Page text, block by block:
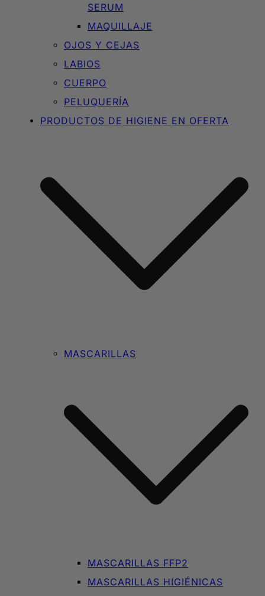
SERUM
MAQUILLAJE
OJOS Y CEJAS
LABIOS
CUERPO
PELUQUERÍA
PRODUCTOS DE HIGIENE EN OFERTA
MASCARILLAS
MASCARILLAS FFP2
MASCARILLAS HIGIÉNICAS